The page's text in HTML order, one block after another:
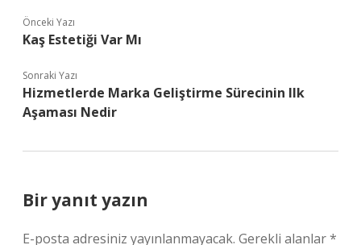
Önceki Yazı
Kaş Estetiği Var Mı
Sonraki Yazı
Hizmetlerde Marka Geliştirme Sürecinin Ilk
Aşaması Nedir
Bir yanıt yazın
E-posta adresiniz yayınlanmayacak. Gerekli alanlar*